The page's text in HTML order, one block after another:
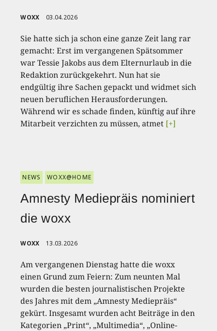
WOXX 03.04.2026
Sie hatte sich ja schon eine ganze Zeit lang rar
gemacht: Erst im vergangenen Spätsommer
war Tessie Jakobs aus dem Elternurlaub in die
Redaktion zurückgekehrt. Nun hat sie
endgültig ihre Sachen gepackt und widmet sich
neuen beruflichen Herausforderungen.
Während wir es schade finden, künftig auf ihre
Mitarbeit verzichten zu müssen, atmet [+]
NEWS WOXX@HOME
Amnesty Mediepräis nominiert
die woxx
WOXX 13.03.2026
Am vergangenen Dienstag hatte die woxx
einen Grund zum Feiern: Zum neunten Mal
wurden die besten journalistischen Projekte
des Jahres mit dem „Amnesty Mediepräis“
gekürt. Insgesamt wurden acht Beiträge in den
Kategorien „Print“, „Multimedia“, „Online-